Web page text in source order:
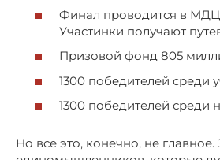
Финал проводится в МДЦ
Участинки получают
Призовой фонд 805
1300 победителей среди
1300 победителей среди
Но все это, конечно, не